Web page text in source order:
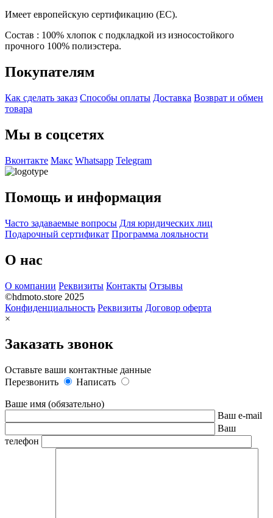
Имеет европейскую сертификацию (EC).
Состав : 100% хлопок с подкладкой из износостойкого
прочного 100% полиэстера.
Покупателям
Как сделать заказ Способы оплаты Доставка Возврат и обмен
товара
Мы в соцсетях
Вконтакте Макс Whatsapp Telegram
Помощь и информация
Часто задаваемые вопросы Для юридических лиц
Подарочный сертификат Программа лояльности
О нас
О компании Реквизиты Контакты Отзывы
©hdmoto.store 2025
Конфиденциальность Реквизиты Договор оферта
×
Заказать звонок
Оставьте ваши контактные данные
Перезвонить
Написать
Ваше имя (обязательно)
Ваш e-mail
Ваш
телефон